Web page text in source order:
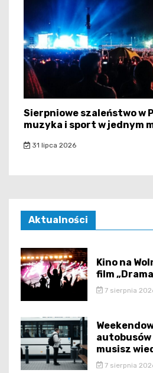
Sierpniowe szaleństwo w
muzyka i sport w jednym
31 lipca 2026
Aktualności
Kino na
film „Drama
7 sierpnia
autobusów
musisz
7 sierpnia